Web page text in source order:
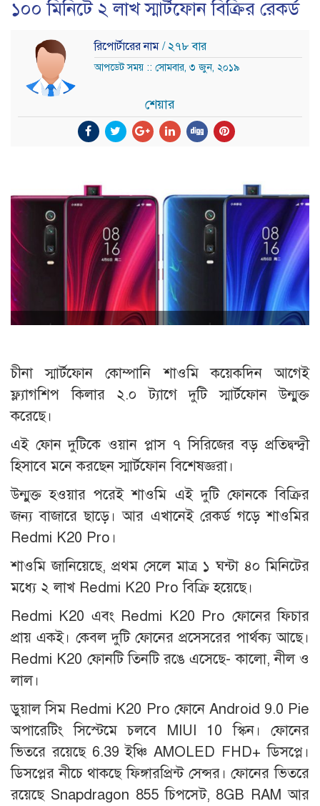
১০০ মিনিটে ২ লাখ স্মার্টফোন বিক্রির রেকর্ড
রিপোর্টারের নাম / ২৭৮ বার
আপডেট সময় :: সোমবার, ৩ জুন, ২০১৯
শেয়ার
চীনা স্মার্টফোন কোম্পানি শাওমি কয়েকদিন আগেই
ফ্ল্যাগশিপ কিলার ২.০ ট্যাগে দুটি স্মার্টফোন উন্মুক্ত
করেছে।
এই ফোন দুটিকে ওয়ান প্লাস ৭ সিরিজের বড় প্রতিদ্বন্দ্বী
হিসাবে মনে করছেন স্মার্টফোন বিশেষজ্ঞরা।
উন্মুক্ত হওয়ার পরেই শাওমি এই দুটি ফোনকে বিক্রির
জন্য বাজারে ছাড়ে। আর এখানেই রেকর্ড গড়ে শাওমির
Redmi K20 Pro।
শাওমি জানিয়েছে, প্রথম সেলে মাত্র ১ ঘন্টা ৪০ মিনিটের
মধ্যে ২ লাখ Redmi K20 Pro বিক্রি হয়েছে।
Redmi K20 এবং Redmi K20 Pro ফোনের ফিচার
প্রায় একই। কেবল দুটি ফোনের প্রসেসরের পার্থক্য আছে।
Redmi K20 ফোনটি তিনটি রঙে এসেছে- কালো, নীল ও
লাল।
ডুয়াল সিম Redmi K20 Pro ফোনে Android 9.0 Pie
অপারেটিং সিস্টেমে চলবে MIUI 10 স্কিন। ফোনের
ভিতরে রয়েছে 6.39 ইঞ্চি AMOLED FHD+ ডিসপ্লে।
ডিসপ্লের নীচে থাকছে ফিঙ্গারপ্রিন্ট সেন্সর। ফোনের ভিতরে
রয়েছে Snapdragon 855 চিপসেট, 8GB RAM আর